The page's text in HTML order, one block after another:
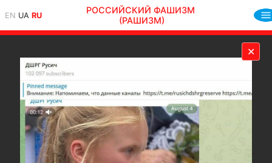
EN UA RU
РОССИЙСКИЙ ФАШИЗМ
(РАШИЗМ)
✕